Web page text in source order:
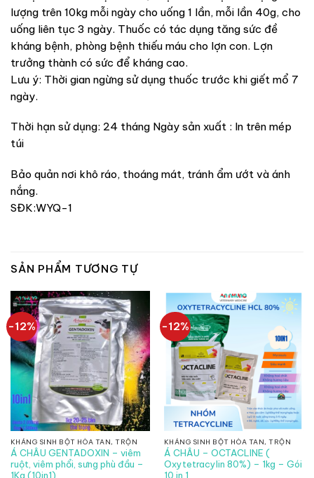
lượng trên 10kg mỗi ngày cho uống 1 lần, mỗi lần 40g, cho
uống liên tục 3 ngày. Thuốc có tác dụng tăng sức đề
kháng bệnh, phòng bệnh thiếu máu cho lợn con. Lợn
trưởng thành có sức để kháng cao.
Lưu ý: Thời gian ngừng sử dụng thuốc trước khi giết mổ 7
ngày.
Thời hạn sử dụng: 24 tháng Ngày sản xuất : In trên mép
túi
Bảo quản nơi khô ráo, thoáng mát, tránh ẩm ướt và ánh
nắng.
SĐK:WYQ-1
SẢN PHẨM TƯƠNG TỰ
-12%
KHÁNG SINH BỘT HÒA TAN, TRỘN
Á CHÂU GENTADOXIN – viêm
ruột, viêm phổi, sưng phù đầu –
1Kg (10in1)
-12%
KHÁNG SINH BỘT HÒA TAN, TRỘN
Á CHÂU – OCTACLINE (
Oxytetracylin 80%) – 1kg – Gói
10 in 1